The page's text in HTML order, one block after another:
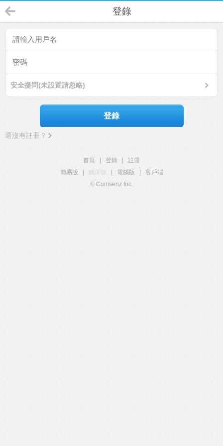
登錄
安全提問(未設置請忽略)
登錄
還沒有註冊？
首頁 登錄
註冊
簡易版
觸屏版 電腦版
客戶端
© Comsenz Inc.